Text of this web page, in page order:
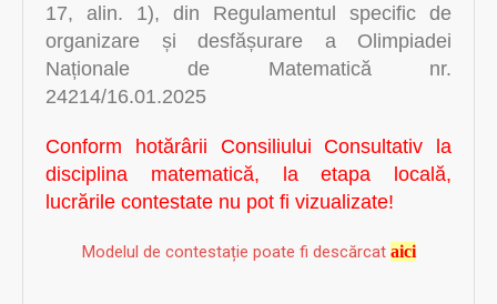
17, alin. 1), din Regulamentul specific de
organizare și desfășurare a Olimpiadei
Naționale de Matematică nr.
24214/16.01.2025
Conform hotărârii Consiliului Consultativ la
disciplina matematică, la etapa locală,
lucrările contestate nu pot fi vizualizate!
Modelul de contestație poate fi descărcat aici